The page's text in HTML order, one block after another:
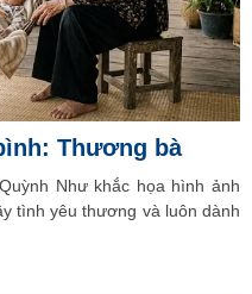
Thương bà
Như khắc họa hình ảnh
tình yêu thương và luôn dành